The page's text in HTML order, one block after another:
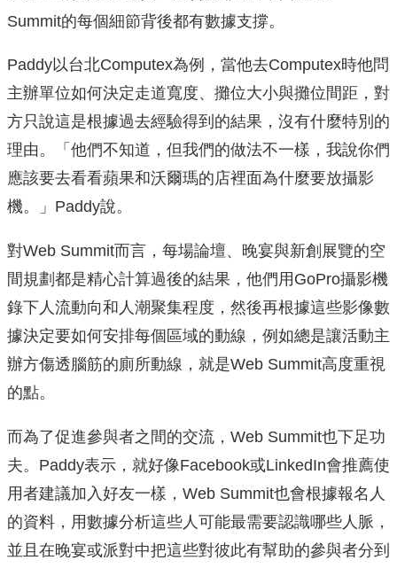
Summit的每個細節背後都有數據支撐。
Paddy以台北Computex為例，當他去Computex時他問
主辦單位如何決定走道寬度、攤位大小與攤位間距，對
方只說這是根據過去經驗得到的結果，沒有什麼特別的
理由。「他們不知道，但我們的做法不一樣，我說你們
應該要去看看蘋果和沃爾瑪的店裡面為什麼要放攝影
機。」Paddy說。
對Web Summit而言，每場論壇、晚宴與新創展覽的空
間規劃都是精心計算過後的結果，他們用GoPro攝影機
錄下人流動向和人潮聚集程度，然後再根據這些影像數
據決定要如何安排每個區域的動線，例如總是讓活動主
辦方傷透腦筋的廁所動線，就是Web Summit高度重視
的點。
而為了促進參與者之間的交流，Web Summit也下足功
夫。Paddy表示，就好像Facebook或LinkedIn會推薦使
用者建議加入好友一樣，Web Summit也會根據報名人
的資料，用數據分析這些人可能最需要認識哪些人脈，
並且在晚宴或派對中把這些對彼此有幫助的參與者分到